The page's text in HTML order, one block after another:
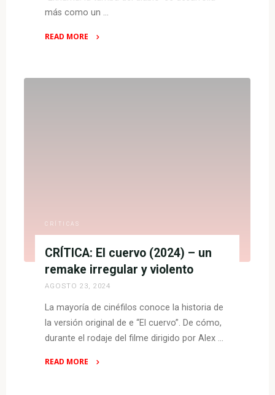
más como un …
READ MORE
la
CRÍTICAS
CRÍTICA: El cuervo (2024) – un
remake irregular y violento
AGOSTO 23, 2024
La mayoría de cinéfilos conoce la historia de
la versión original de e “El cuervo”. De cómo,
durante el rodaje del filme dirigido por Alex …
READ MORE